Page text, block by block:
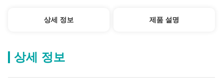
상세 정보 제품 설명
상세 정보